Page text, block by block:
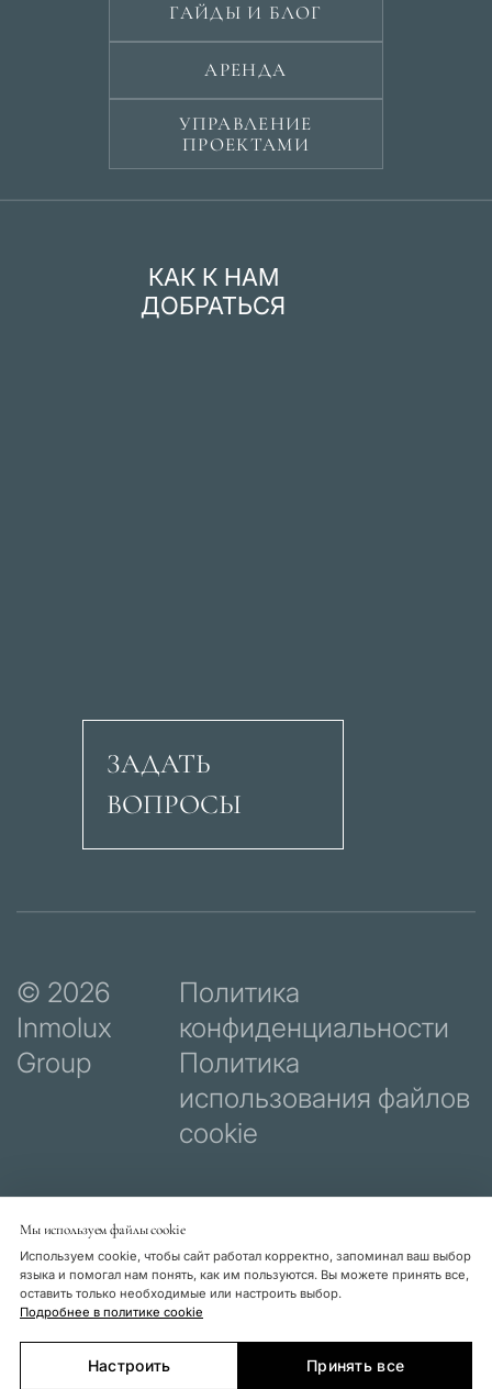
ГАЙДЫ И БЛОГ
АРЕНДА
УПРАВЛЕНИЕ
ПРОЕКТАМИ
КАК К НАМ
ДОБРАТЬСЯ
Авеню Рикардо
ЗАДАТЬ
ВОПРОСЫ
© 2026
Inmolux
Group
Политика
конфиденциальности
Политика
использования файлов
cookie
Мы используем файлы cookie
Используем cookie, чтобы сайт работал корректно, запоминал ваш выбор
языка и помогал нам понять, как им пользуются. Вы можете принять все,
оставить только необходимые или настроить выбор.
Подробнее в политике cookie
Настроить Принять все